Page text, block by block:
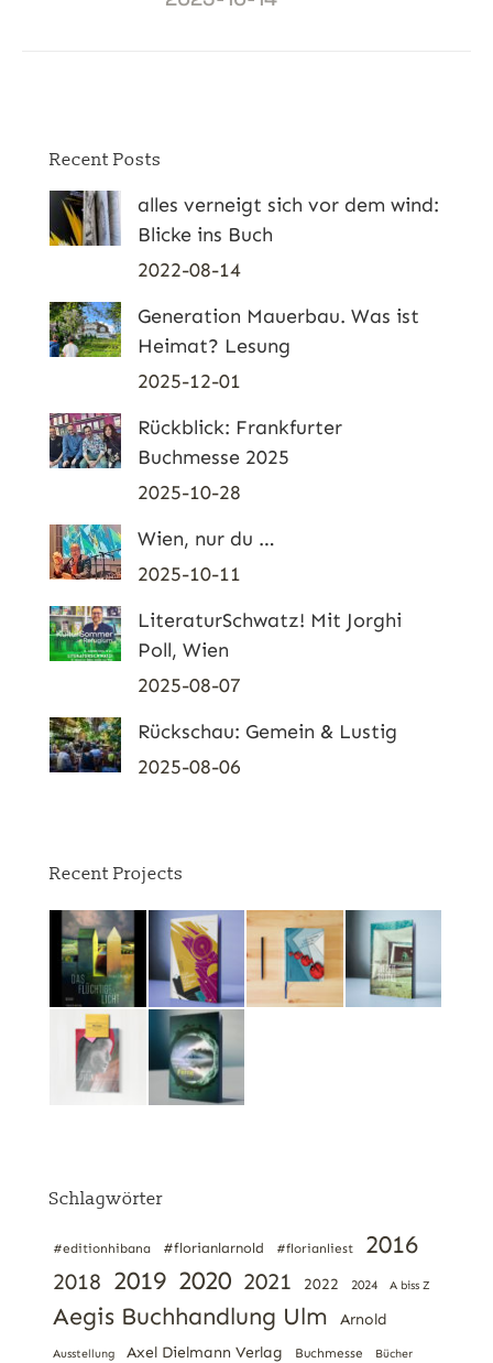
Recent Posts
alles verneigt sich vor dem wind:
Blicke ins Buch
2022-08-14
Generation Mauerbau. Was ist
Heimat? Lesung
2025-12-01
Rückblick: Frankfurter
Buchmesse 2025
2025-10-28
Wien, nur du …
2025-10-11
LiteraturSchwatz! Mit Jorghi
Poll, Wien
2025-08-07
Rückschau: Gemein & Lustig
2025-08-06
Recent Projects
Schlagwörter
#editionhibana #florianlarnold #florianliest 2016
2018 2019 2020 2021 2022 2024 A biss Z
Aegis Buchhandlung Ulm Arnold
Ausstellung Axel Dielmann Verlag Buchmesse Bücher